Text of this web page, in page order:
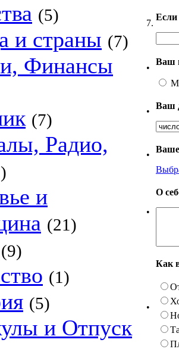
(5)
и страны (7)
Финансы
(7)
Радио,
и
(21)
(9)
(1)
(5)
и Отпуск
7.
•
Ваш
•
Ваш
•
Ваше
•
О
•
Как